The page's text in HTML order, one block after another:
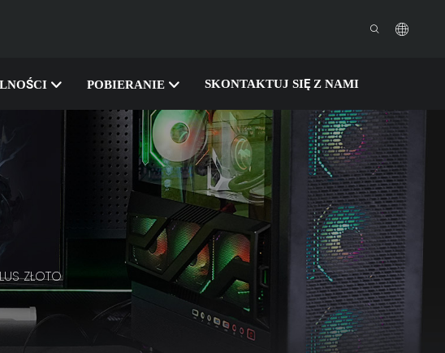
POBIERANIE SKONTAKTUJ SIĘ Z NAMI
ZŁOTO